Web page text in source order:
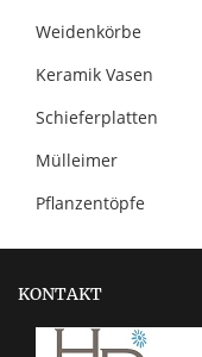
Weidenkörbe
Keramik Vasen
Schieferplatten
Mülleimer
Pflanzentöpfe
KONTAKT